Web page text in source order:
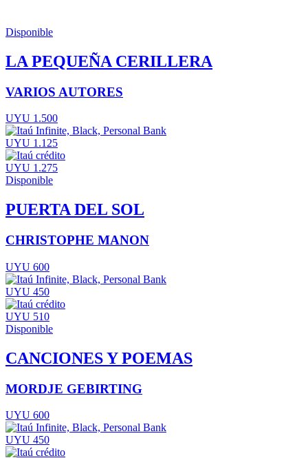
Disponible
LA PEQUEÑA CERILLERA
VARIOS AUTORES
UYU 1.500
UYU 1.125
UYU 1.275
Disponible
PUERTA DEL SOL
CHRISTOPHE MANON
UYU 600
UYU 450
UYU 510
Disponible
CANCIONES Y POEMAS
MORDJE GEBIRTING
UYU 600
UYU 450